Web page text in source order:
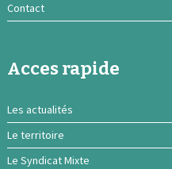
Contact
Acces rapide
Les actualités
Le territoire
Le Syndicat Mixte